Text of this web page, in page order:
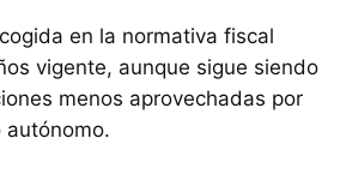
en la normativa fiscal
vigente, aunque sigue siendo
menos aprovechadas por